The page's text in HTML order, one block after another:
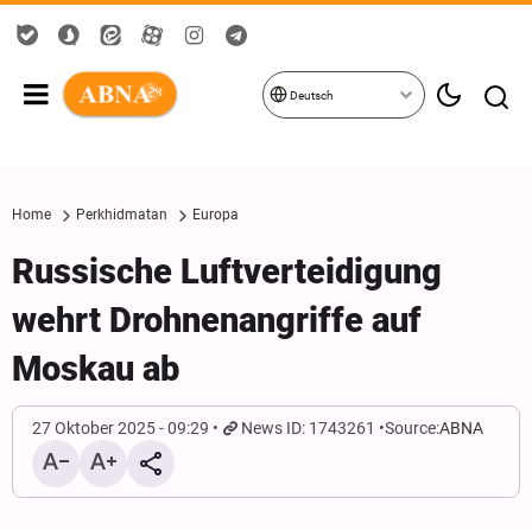
Deutsch
Home Perkhidmatan Europa
Russische Luftverteidigung
wehrt Drohnenangriffe auf
Moskau ab
27 Oktober 2025 - 09:29 News ID: 1743261 Source:ABNA